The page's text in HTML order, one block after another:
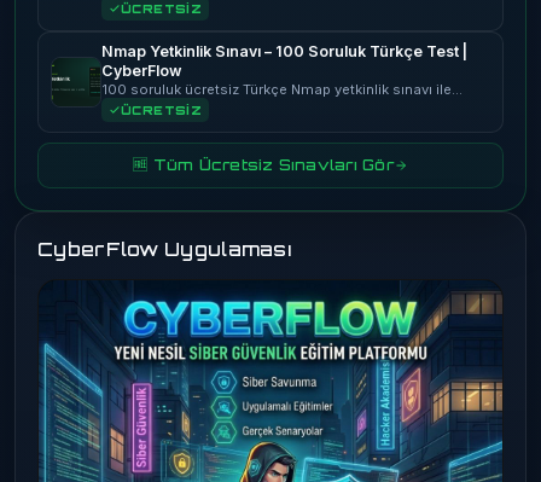
ÜCRETSİZ
Nmap Yetkinlik Sınavı – 100 Soruluk Türkçe Test |
CyberFlow
100 soruluk ücretsiz Türkçe Nmap yetkinlik sınavı ile…
ÜCRETSİZ
🆓 Tüm Ücretsiz Sınavları Gör
CyberFlow Uygulaması